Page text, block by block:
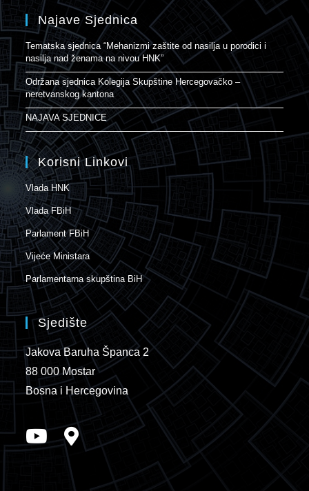
Najave Sjednica
Tematska sjednica “Mehanizmi zaštite od nasilja u porodici i
nasilja nad ženama na nivou HNK”
Održana sjednica Kolegija Skupštine Hercegovačko –
neretvanskog kantona
NAJAVA SJEDNICE
Korisni Linkovi
Vlada HNK
Vlada FBiH
Parlament FBiH
Vijeće Ministara
Parlamentarna skupština BiH
Sjedište
Jakova Baruha Španca 2
88 000 Mostar
Bosna i Hercegovina